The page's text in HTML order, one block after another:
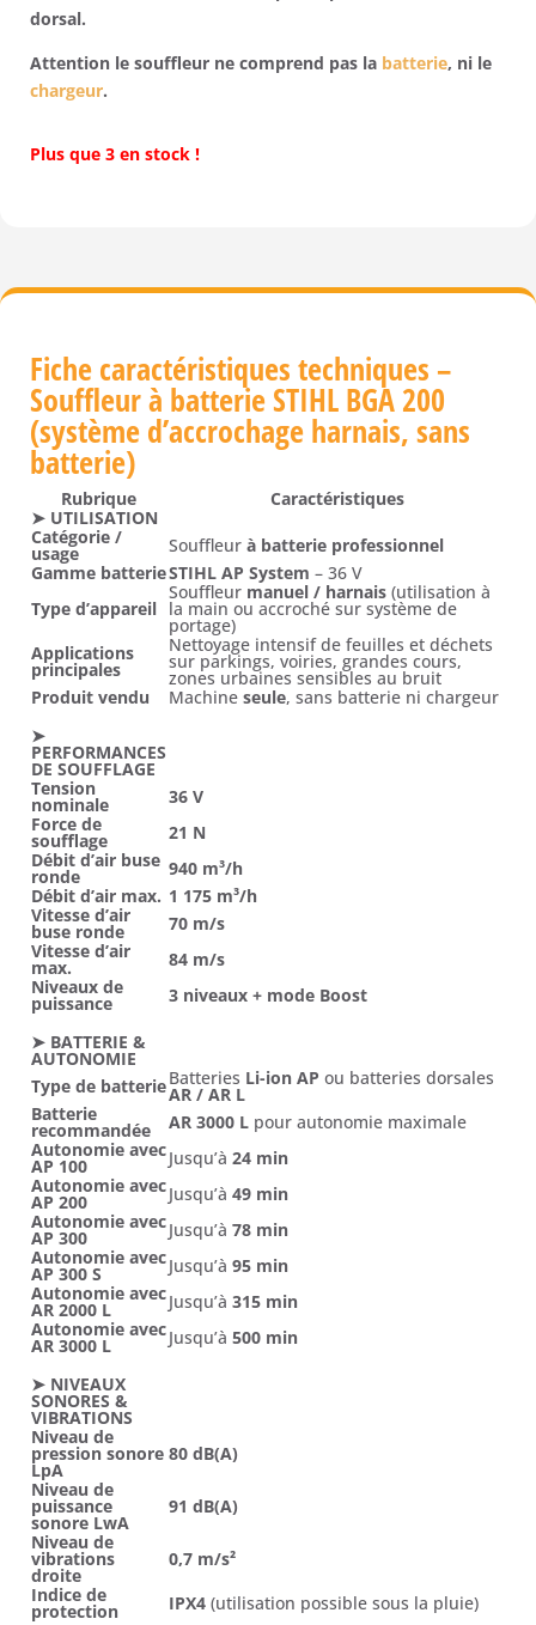
dorsal.
Attention le souffleur ne comprend pas la batterie, ni le
chargeur.
Plus que 3 en stock !
Fiche caractéristiques techniques –
Souffleur à batterie STIHL BGA 200
(système d’accrochage harnais, sans
batterie)
Rubrique
Caractéristiques
➤ UTILISATION
Catégorie /
usage Souffleur à batterie professionnel
Gamme batterieSTIHL AP System – 36 V
Type d’appareil
Souffleur manuel / harnais (utilisation à
la main ou accroché sur système de
portage)
Applications
principales
Nettoyage intensif de feuilles et déchets
sur parkings, voiries, grandes cours,
zones urbaines sensibles au bruit
Produit vendu
Machine seule, sans batterie ni chargeur
➤
PERFORMANCES
DE SOUFFLAGE
Tension
nominale
36 V
Force de
soufflage
21 N
Débit d’air buse
ronde
940 m³/h
Débit d’air max. 1 175 m³/h
Vitesse d’air
buse ronde
70 m/s
Vitesse d’air
max.
84 m/s
Niveaux de
puissance 3 niveaux + mode Boost
➤ BATTERIE &
AUTONOMIE
Type de batterieBatteries Li-ion AP ou batteries dorsales
AR / AR L
Batterie
recommandée AR 3000 L pour autonomie maximale
Autonomie avec
AP 100 Jusqu’à 24 min
Autonomie avec
AP 200 Jusqu’à 49 min
Autonomie avec
AP 300 Jusqu’à 78 min
Autonomie avec
AP 300 S Jusqu’à 95 min
Autonomie avec
AR 2000 L Jusqu’à 315 min
Autonomie avec
AR 3000 L Jusqu’à 500 min
➤ NIVEAUX
SONORES &
VIBRATIONS
Niveau de
pression sonore
LpA
80 dB(A)
Niveau de
puissance
sonore LwA
91 dB(A)
Niveau de
vibrations
droite
0,7 m/s²
Indice de
protection IPX4 (utilisation possible sous la pluie)